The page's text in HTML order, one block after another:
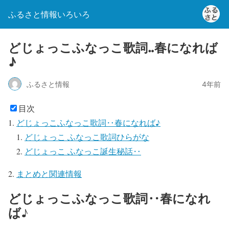
ふるさと情報いろいろ
どじょっこふなっこ歌詞‥春になれば
♪
ふるさと情報 4年前
目次
どじょっこふなっこ歌詞‥春になれば♪
どじょっこ ふなっこ歌詞ひらがな
どじょっこ ふなっこ誕生秘話‥
まとめと関連情報
どじょっこふなっこ歌詞‥春になれ
ば♪